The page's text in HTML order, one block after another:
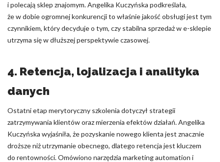
i polecają sklep znajomym. Angelika Kuczyńska podkreślała,
że w dobie ogromnej konkurencji to właśnie jakość obsługi jest tym
czynnikiem, który decyduje o tym, czy stabilna sprzedaż w e-sklepie
utrzyma się w dłuższej perspektywie czasowej.
4. Retencja, lojalizacja i analityka
danych
Ostatni etap merytoryczny szkolenia dotyczył strategii
zatrzymywania klientów oraz mierzenia efektów działań. Angelika
Kuczyńska wyjaśniła, że pozyskanie nowego klienta jest znacznie
droższe niż utrzymanie obecnego, dlatego retencja jest kluczem
do rentowności. Omówiono narzędzia marketing automation i